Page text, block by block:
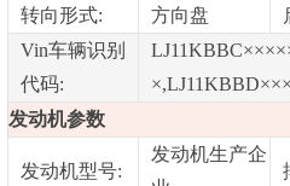
转向形式:
方向盘
Vin车辆识别
代码:
发动机参数
发动机型号:
发动机生产企